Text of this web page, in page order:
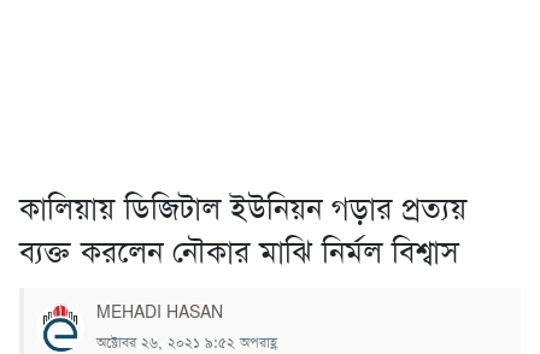
কালিয়ায় ডিজিটাল ইউনিয়ন গড়ার প্রত্যয়
ব্যক্ত করলেন নৌকার মাঝি নির্মল বিশ্বাস
MEHADI HASAN
অক্টোবর ২৬, ২০২১ ৯:৫২ অপরাহ্ণ